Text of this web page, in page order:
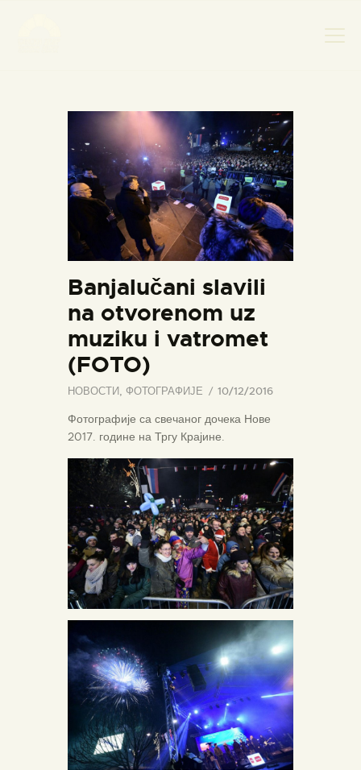
НАСЛОВНА
НОВОСТИ
НАЈАВА ДОГАЂАЈА
БАНСКИ ДВОР
ФОТОГРАФИЈЕ
ВИДЕО
КОНТАКТ
Banjalučani slavili
na otvorenom uz
muziku i vatromet
(FOTO)
НОВОСТИ, ФОТОГРАФИЈЕ 10/12/2016
Фотографије са свечаног дочека Нове
2017. године на Тргу Крајине.